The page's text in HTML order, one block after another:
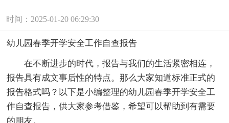
时间：2025-01-20 06:29:30
幼儿园春季开学安全工作自查报告
在不断进步的时代，报告与我们的生活紧密相连，
报告具有成文事后性的特点。那么大家知道标准正式的
报告格式吗？以下是小编整理的幼儿园春季开学安全工
作自查报告，供大家参考借鉴，希望可以帮助到有需要
的朋友。